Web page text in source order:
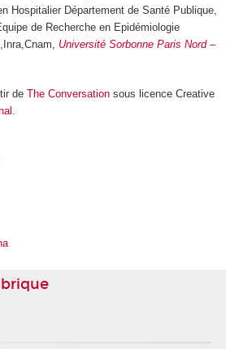
Hospitalier Département de Santé Publique,
de Recherche en Epidémiologie
Université Sorbonne Paris Nord –
de The Conversationsous licence Creative
.